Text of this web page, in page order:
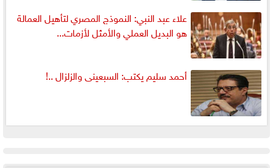
علاء عبد النبي: النموذج المصري لتأهيل العمالة
هو البديل العملي والأمثل لأزمات...
أحمد سليم يكتب: السبعينى والزلزال ..!